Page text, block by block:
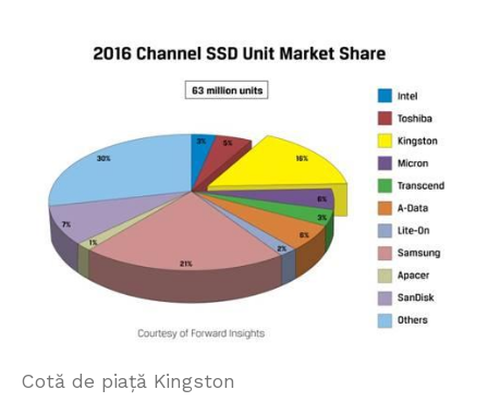
Cotă de piață Kingston